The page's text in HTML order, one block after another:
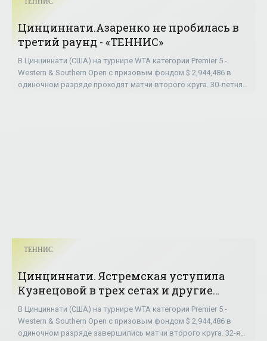
Цинциннати.Азаренко не пробилась в
третий раунд - «ТЕННИС»
В Цинциннати (США) на турнире WTA категории Premier 5 -
Western & Southern Open с призовым фондом $ 2,944,486 в
одиночном разряде проходят матчи второго круга. 30-летняя
ТЕННИС
Цинциннати. Ястремская уступила
Кузнецовой в трех сетах и другие
результаты - «ТЕННИС»
В Цинциннати (США) на турнире WTA категории Premier 5 -
Western & Southern Open с призовым фондом $ 2,944,486 в
одиночном разряде завершились матчи второго круга. 32-я